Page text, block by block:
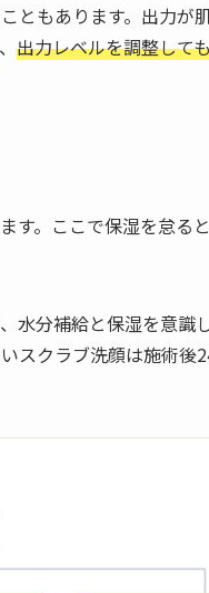
もあります。出力が
出力レベルを調整して
す。ここで保湿を怠る
水分補給と保湿を意識
スクラブ洗顔は施術後